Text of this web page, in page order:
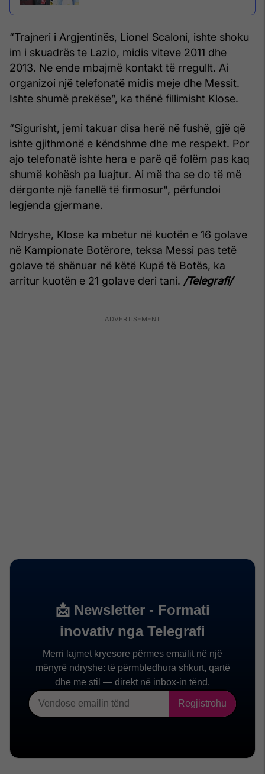
“Trajneri i Argjentinës, Lionel Scaloni, ishte shoku
im i skuadrës te Lazio, midis viteve 2011 dhe
2013. Ne ende mbajmë kontakt të rregullt. Ai
organizoi një telefonatë midis meje dhe Messit.
Ishte shumë prekëse”, ka thënë fillimisht Klose.
“Sigurisht, jemi takuar disa herë në fushë, gjë që
ishte gjithmonë e këndshme dhe me respekt. Por
ajo telefonatë ishte hera e parë që folëm pas kaq
shumë kohësh pa luajtur. Ai më tha se do të më
dërgonte një fanellë të firmosur", përfundoi
legjenda gjermane.
Ndryshe, Klose ka mbetur në kuotën e 16 golave
në Kampionate Botërore, teksa Messi pas tetë
golave të shënuar në këtë Kupë të Botës, ka
arritur kuotën e 21 golave deri tani. /Telegrafi/